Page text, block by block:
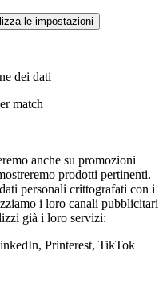
le impostazioni
dei dati
match
anche su promozioni
prodotti pertinenti.
personali crittografati con i
i loro canali pubblicitari
già i loro servizi:
Printerest, TikTok